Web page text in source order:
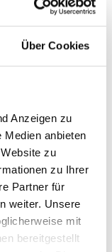
Über Cookies
Anzeigen zu
Medien anbieten
zu
zu Ihrer
Partner für
weiter. Unsere
mit
bereitgestellt
WE AID gGmbH
Sie bezüglich der
beraten.